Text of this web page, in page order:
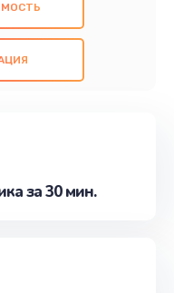
за 30 мин.